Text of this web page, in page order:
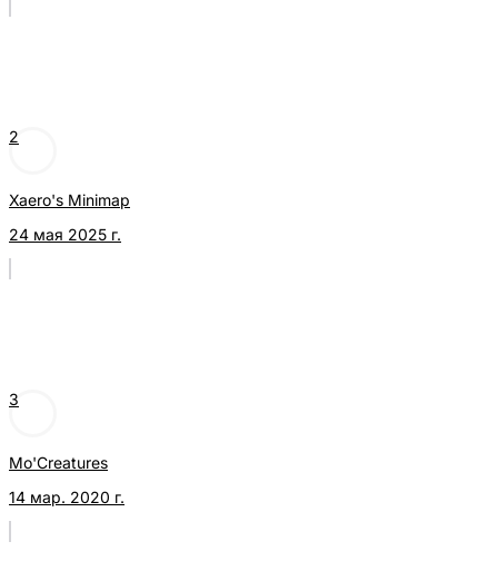
2
Xaero's Minimap
24 мая 2025 г.
3
Mo'Creatures
14 мар. 2020 г.